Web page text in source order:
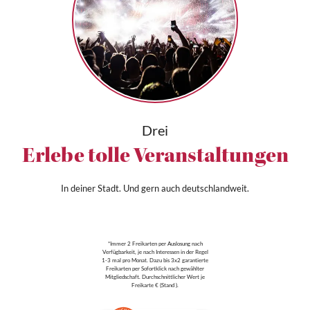
Drei
Erlebe tolle Veranstaltungen
In deiner Stadt. Und gern auch deutschlandweit.
*Immer 2 Freikarten per Auslosung nach
Verfügbarkeit, je nach Interessen in der Regel
1-3 mal pro Monat. Dazu bis 3x2 garantierte
Freikarten per Sofortklick nach gewählter
Mitgliedschaft. Durchschnittlicher Wert je
Freikarte € (Stand ).